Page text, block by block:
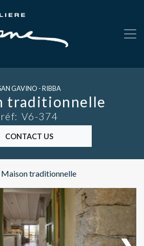
GAVINO - RIBBA
traditionnelle
réf: V6-374
CONTACT US
Maison traditionnelle